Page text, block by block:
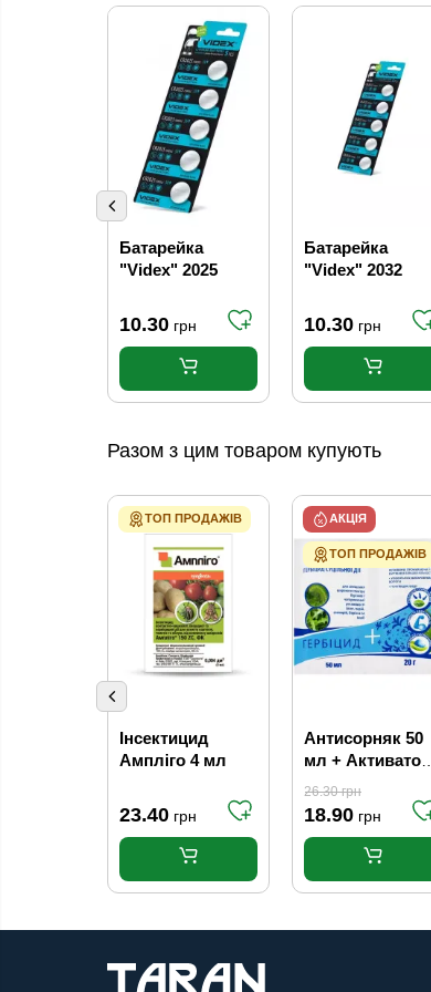
Батарейка
"Videx" 2025
10.30 грн
Батарейка
"Videx" 2032
10.30 грн
Разом з цим товаром купують
ТОП ПРОДАЖІВ
Інсектицид
Ампліго 4 мл
23.40 грн
АКЦІЯ
ТОП ПРОДАЖІВ
Антисорняк 50
мл + Активатор
20 г
26.30грн
18.90 грн